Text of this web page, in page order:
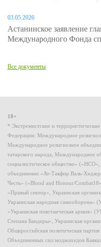
03.05.2026
Астанинское заявление
Международного Фонда
Все документы
18+
* Экстремистские и
Федерации: Международное
Международное религиозное
татарского народа, Международное
социалистическое общество»
объединение «Ат-Такфир Валь-
Честь» («Blood and Honour/
«Правый сектор», Украинская
Украинская народная
«Украинская повстанческая армия»
Степана Бандеры», Украинская
Общероссийская политическая
Объединенных сил моджахедов